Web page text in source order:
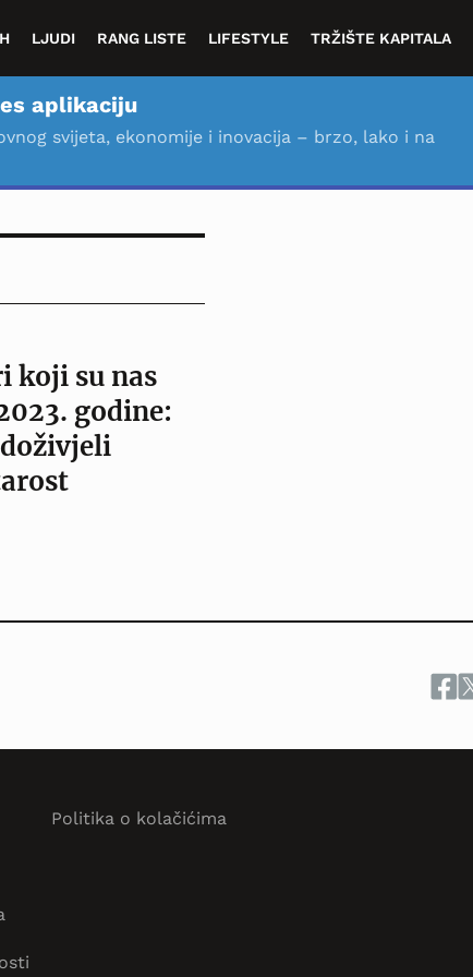
LJUDI RANG LISTE LIFESTYLE TRŽIŠTE KAPITALA
aplikaciju
svijeta, ekonomije i inovacija – brzo, lako i na
koji su nas
godine:
Politika o kolačićima